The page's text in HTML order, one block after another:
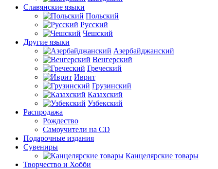
Славянские языки
Польский
Русский
Чешский
Другие языки
Азербайджанский
Венгерский
Греческий
Иврит
Грузинский
Казахский
Узбекский
Распродажа
Рождество
Самоучители на CD
Подарочные издания
Сувениры
Канцелярские товары
Творчество и Хобби